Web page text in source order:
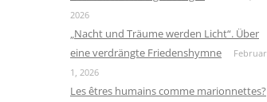
2026
„Nacht und Träume werden Licht“. Über
eine verdrängte Friedenshymne
Februar
1, 2026
Les êtres humains comme marionnettes?